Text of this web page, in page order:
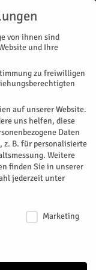
von ihnen sind
und Ihre
zu freiwilligen
auf unserer Website.
uns helfen, diese
Daten
z. B. für personalisierte
Weitere
finden Sie in unserer
jederzeit unter
Marketing